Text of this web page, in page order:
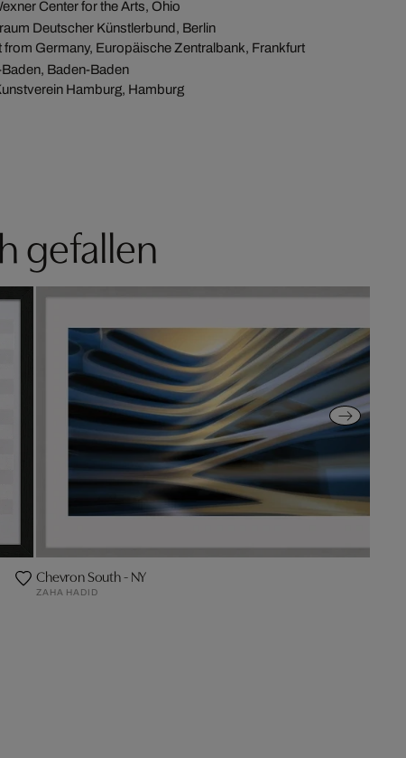
Center for the Arts, Ohio
Deutscher Künstlerbund, Berlin
Germany, Europäische Zentralbank, Frankfurt
Baden-Baden
Hamburg, Hamburg
gefallen
Chevron South - NY
ZAHA HADID